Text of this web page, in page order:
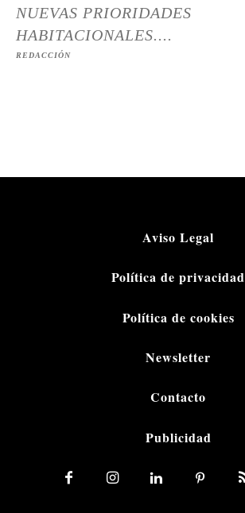
NUEVAS PRIORIDADES
HABITACIONALES....
REDACCIÓN
Aviso Legal
Política de privacidad
Política de cookies
Newsletter
Contacto
Publicidad